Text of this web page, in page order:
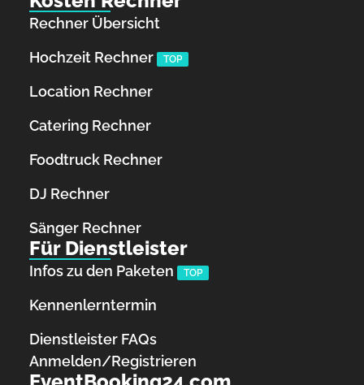
Rechner Übersicht
Hochzeit Rechner
TOP
Location Rechner
Catering Rechner
Foodtruck Rechner
DJ Rechner
Sänger Rechner
Für Dienstleister
Infos zu den Paketen TOP
Kennenlerntermin
Dienstleister FAQs
Anmelden/Registrieren